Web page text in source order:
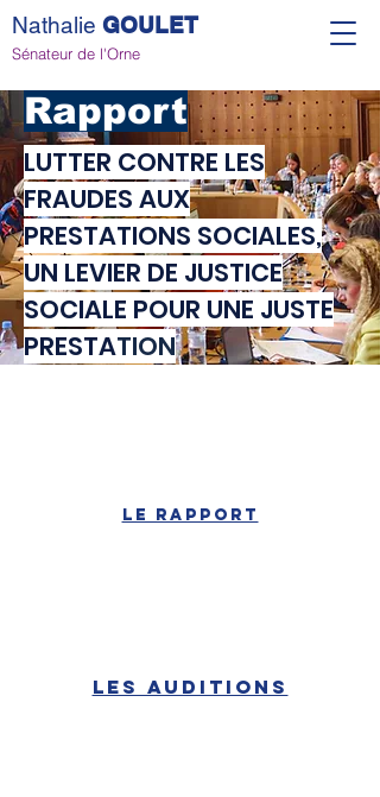
Nathalie GOULET
Sénateur de l'Orne
Rapport
LUTTER CONTRE LES
FRAUDES AUX
PRESTATIONS SOCIALES,
UN LEVIER DE JUSTICE
SOCIALE POUR UNE JUSTE
PRESTATION
LE RAPPORT
Les auditions